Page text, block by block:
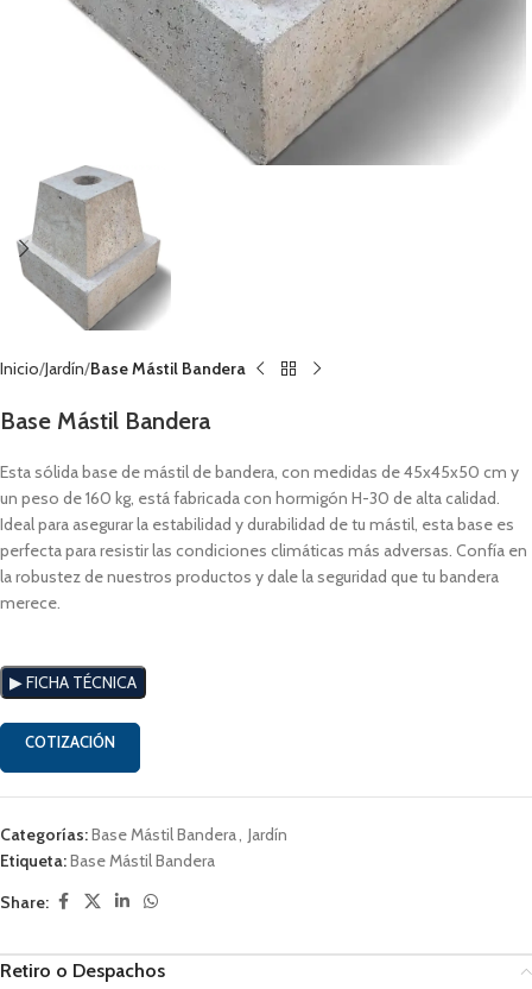
Inicio Jardín Base Mástil Bandera
Base Mástil Bandera
Esta sólida base de mástil de bandera, con medidas de 45x45x50 cm y
un peso de 160 kg, está fabricada con hormigón H-30 de alta calidad.
Ideal para asegurar la estabilidad y durabilidad de tu mástil, esta base es
perfecta para resistir las condiciones climáticas más adversas. Confía en
la robustez de nuestros productos y dale la seguridad que tu bandera
merece.
▶︎ FICHA TÉCNICA
COTIZACIÓN
Categorías:Base Mástil Bandera, Jardín
Etiqueta:Base Mástil Bandera
Share:
Retiro o Despachos